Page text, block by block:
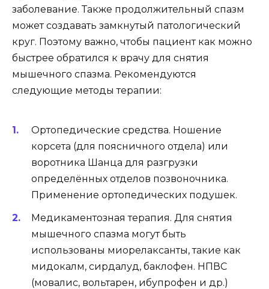
заболевание. Также продолжительный спазм
может создавать замкнутый патологический
круг. Поэтому важно, чтобы пациент как можно
быстрее обратился к врачу для снятия
мышечного спазма. Рекомендуются
следующие методы терапии:
Ортопедические средства. Ношение
корсета (для поясничного отдела) или
воротника Шанца для разгрузки
определённых отделов позвоночника.
Применение ортопедических подушек.
Медикаментозная терапия. Для снятия
мышечного спазма могут быть
использованы миорелаксанты, такие как
мидокалм, сирдалуд, баклофен. НПВС
(мовалис, вольтарен, ибупрофен и др.)